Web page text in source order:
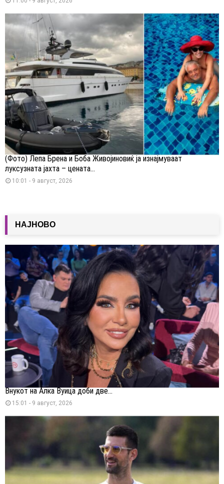
(Фото) Лепа Брена и Боба Живојиновиќ ја изнајмуваат
луксузната јахта – цената...
10:01 - 9 август, 2026
НАЈНОВО
Внукот на Алка Вуица доби две...
15:01 - 9 август, 2026